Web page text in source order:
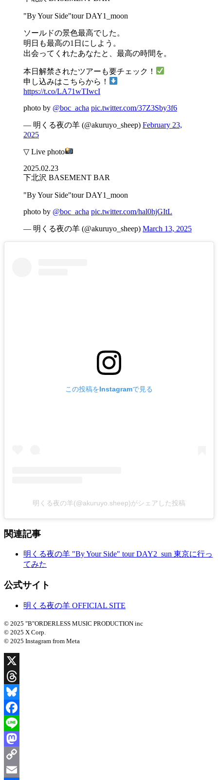
"By Your Side"tour DAY1_moon
ソールドの景色最高でした。
明日も最高の1日にしよう。
出会ってくれたあなたと、最高の時間を。
本日解禁されたツアーも要チェック！
申し込みはこちらから！
https://t.co/LA71wTIwcI
photo by @boc_acha pic.twitter.com/37Z3Sby3f6
— 明くる夜の羊 (@akuruyo_sheep) February 23,
2025
▽ Live photo
2025.02.23
下北沢 BASEMENT BAR
"By Your Side"tour DAY1_moon
photo by @boc_acha pic.twitter.com/hal0hjGItL
— 明くる夜の羊 (@akuruyo_sheep) March 13, 2025
この投稿をInstagramで見る
明くる夜の羊(@akuruyo.sheep)がシェアした投稿
関連記事
明くる夜の羊 "By Your Side" tour DAY2_sun 東京に行っ
てみた
公式サイト
明くる夜の羊 OFFICIAL SITE
© 2025 "B"ORDERLESS MUSIC PRODUCTION inc
© 2025 X Corp.
© 2025 Instagram from Meta
X
Threads
Bluesky
Facebook
Line
Mastodon
Copy